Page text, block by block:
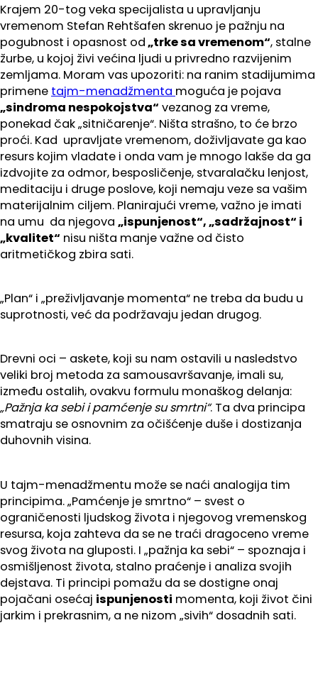
Krajem 20-tog veka specijalista u upravljanju
vremenom Stefan Rehtšafen skrenuo je pažnju na
pogubnost i opasnost od„trke sa vremenom“, stalne
žurbe, u kojoj živi većina ljudi u privredno razvijenim
zemljama. Moram vas upozoriti: na ranim stadijumima
primene tajm-menadžmenta moguća je pojava
„sindroma nespokojstva“ vezanog za vreme,
ponekad čak „sitničarenje“. Ništa strašno, to će brzo
proći. Kad upravljate vremenom, doživljavate ga kao
resurs kojim vladate i onda vam je mnogo lakše da ga
izdvojite za odmor, besposličenje, stvaralačku lenjost,
meditaciju i druge poslove, koji nemaju veze sa vašim
materijalnim ciljem. Planirajući vreme, važno je imati
na umu da njegova „ispunjenost“, „sadržajnost“ i
„kvalitet“ nisu ništa manje važne od čisto
aritmetičkog zbira sati.
„Plan“ i „preživljavanje momenta“ ne treba da budu u
suprotnosti, već da podržavaju jedan drugog.
Drevni oci – askete, koji su nam ostavili u nasledstvo
veliki broj metoda za samousavršavanje, imali su,
između ostalih, ovakvu formulu monaškog delanja:
„Pažnja ka sebi i pamćenje su smrtni“. Ta dva principa
smatraju se osnovnim za očišćenje duše i dostizanja
duhovnih visina.
U tajm-menadžmentu može se naći analogija tim
principima. „Pamćenje je smrtno“ – svest o
ograničenosti ljudskog života i njegovog vremenskog
resursa, koja zahteva da se ne traći dragoceno vreme
svog života na gluposti. I „pažnja ka sebi“ – spoznaja i
osmišljenost života, stalno praćenje i analiza svojih
dejstava. Ti principi pomažu da se dostigne onaj
pojačani osećaj ispunjenosti momenta, koji život čini
jarkim i prekrasnim, a ne nizom „sivih“ dosadnih sati.